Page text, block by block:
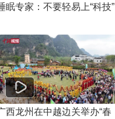
眠专家：不要轻易上“科技”
西龙州在中越边关举办“春